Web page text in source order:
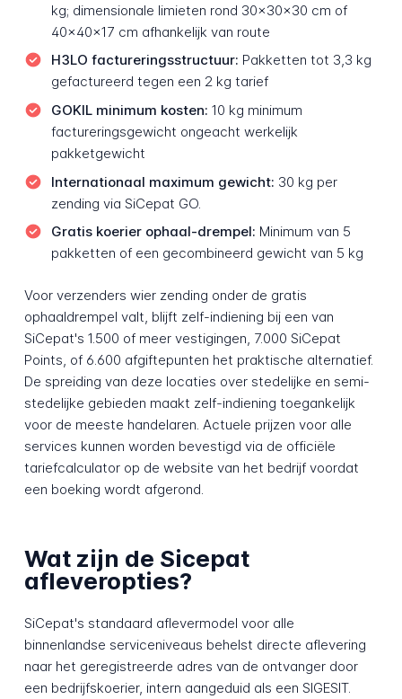
kg; dimensionale limieten rond 30x30x30 cm of
40x40x17 cm afhankelijk van route
H3LO factureringsstructuur: Pakketten tot 3,3 kg
gefactureerd tegen een 2 kg tarief
GOKIL minimum kosten: 10 kg minimum
factureringsgewicht ongeacht werkelijk
pakketgewicht
Internationaal maximum gewicht: 30 kg per
zending via SiCepat GO.
Gratis koerier ophaal-drempel: Minimum van 5
pakketten of een gecombineerd gewicht van 5 kg
Voor verzenders wier zending onder de gratis
ophaaldrempel valt, blijft zelf-indiening bij een van
SiCepat's 1.500 of meer vestigingen, 7.000 SiCepat
Points, of 6.600 afgiftepunten het praktische alternatief.
De spreiding van deze locaties over stedelijke en semi-
stedelijke gebieden maakt zelf-indiening toegankelijk
voor de meeste handelaren. Actuele prijzen voor alle
services kunnen worden bevestigd via de officiële
tariefcalculator op de website van het bedrijf voordat
een boeking wordt afgerond.
Wat zijn de Sicepat
afleveropties?
SiCepat's standaard aflevermodel voor alle
binnenlandse serviceniveaus behelst directe aflevering
naar het geregistreerde adres van de ontvanger door
een bedrijfskoerier, intern aangeduid als een SIGESIT.